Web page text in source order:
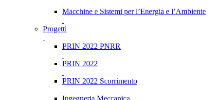
Macchine e Sistemi per l’Energia e l’Ambiente
Progetti
PRIN 2022 PNRR
PRIN 2022
PRIN 2022 Scorrimento
Ingegneria Meccanica